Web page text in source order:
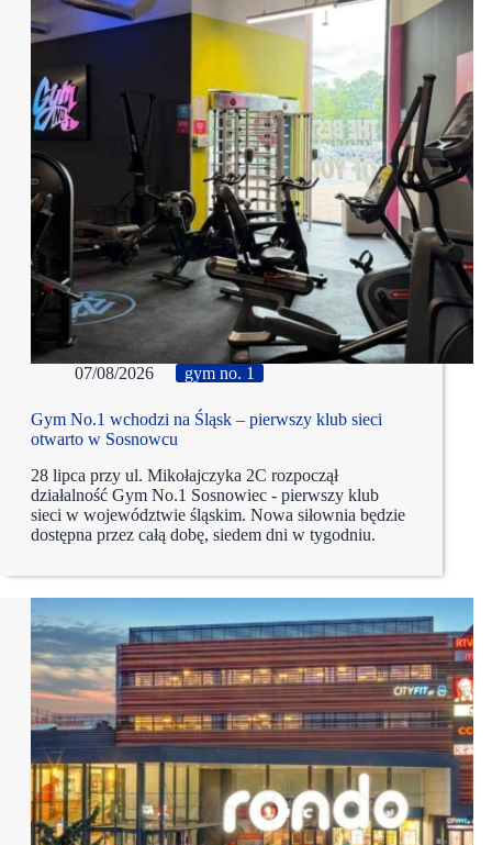
07/08/2026 gym no. 1
Gym No.1 wchodzi na Śląsk – pierwszy klub sieci
otwarto w Sosnowcu
28 lipca przy ul. Mikołajczyka 2C rozpoczął
działalność Gym No.1 Sosnowiec - pierwszy klub
sieci w województwie śląskim. Nowa siłownia będzie
dostępna przez całą dobę, siedem dni w tygodniu.